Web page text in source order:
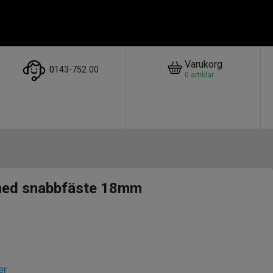
0143-752 00 Varukorg
0 artiklar
snabbfäste 18mm